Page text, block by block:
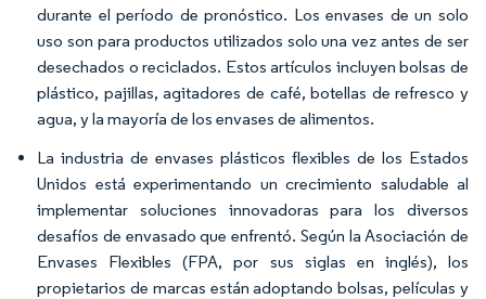
durante el período de pronóstico. Los envases de un solo
uso son para productos utilizados solo una vez antes de ser
desechados o reciclados. Estos artículos incluyen bolsas de
plástico, pajillas, agitadores de café, botellas de refresco y
agua, y la mayoría de los envases de alimentos.
La industria de envases plásticos flexibles de los Estados
Unidos está experimentando un crecimiento saludable al
implementar soluciones innovadoras para los diversos
desafíos de envasado que enfrentó. Según la Asociación de
Envases Flexibles (FPA, por sus siglas en inglés), los
propietarios de marcas están adoptando bolsas, películas y